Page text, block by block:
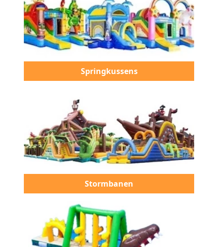
Springkussens
Stormbanen